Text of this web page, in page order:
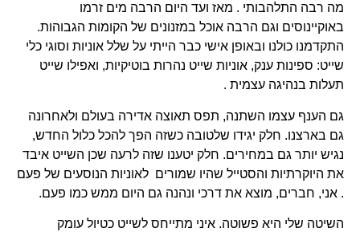
מה רבה התלהבותי . מאז ועד היום הרבה מים זרמו
באוקיינוסים וגם הרבה אוכל במזנונים של הקומות הגבוהות.
התקדמנו כולנו ובאופן אישי כבר הייתי על שלל אוניות וסוגי כלי
שייט: ספינות ענק, אוניות שייט נהרות בוטיקיות, ואפילו שייט
תעלות בנהיגה עצמית .
גם הענף עצמו השתנה, תפס תאוצה אדירה בעולם ולאחרונה
גם בארצנו. חלק יגידו שלטובה כשזה הפך להכל כלול החדש,
נגיש יותר גם במחירים. חלק יטענו שזה לרעה שכן השייט איבד
את היוקרתיות והסטייל שהיו שמורים לאוניות הנוסעים של פעם
. אני, חברים, מוצא את דרכי ונהנה גם היום ממש כמו פעם.
השיטה שלי היא פשוטה. איני מתייחס לשייט כטיול עומק